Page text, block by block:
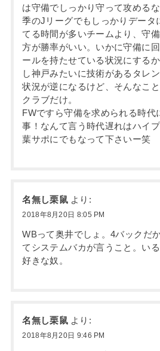
は守備でしっかり守って攻める
季のJリーグでもしっかりデータ
てる時間が多いチームより、守
方が勝率がいい。いかに守備に
ールを持たせている状況にする
し神戸みたいに技術があるタレ
状況が逆になるけど、そんなこ
クラブだけ。
FWですら守備を求められる時代
事！なんて言う時代遅れはハイ
葉サポにでもなって下さいー笑
名無し栗鼠 より:
2018年8月20日 8:05 PM
WBって奥井でしょ。4バックだ
てシステムバカが言うこと。い
好きな奴。
名無し栗鼠 より:
2018年8月20日 9:46 PM